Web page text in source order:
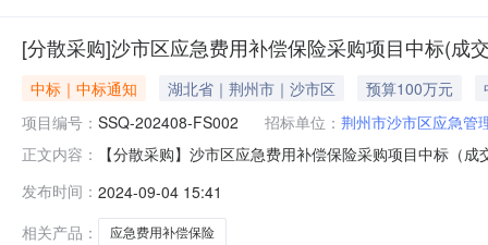
[分散采购]沙市区应急费用补偿保险采购项目中标(成
中标｜中标通知 湖北省｜荆州市｜沙市区 预算100万元
项目编号： SSQ-202408-FS002 招标单位： 荆州市沙市区应急管
正文内容：
【分散采购】沙市区应急费用补偿保险采购项目中标（
分五、主要标的信息服务类名称：沙市区应急费用补偿
交供应商服
发布时间： 2024-09-04 15:41
相关产品：
应急费用补偿保险